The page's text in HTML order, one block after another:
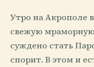
Утро на Акрополе
свежую
суждено стать
спорит. В этом и